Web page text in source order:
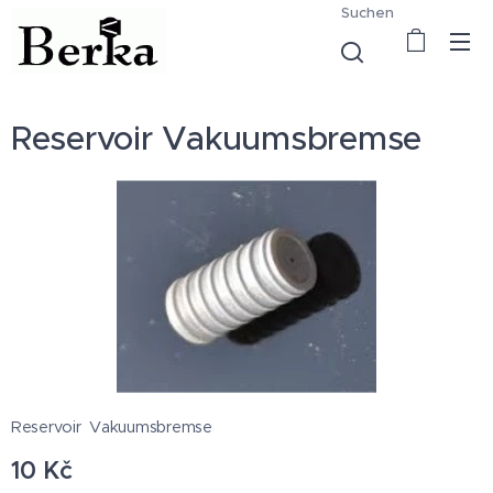
Suchen
Reservoir Vakuumsbremse
Reservoir Vakuumsbremse
10 Kč